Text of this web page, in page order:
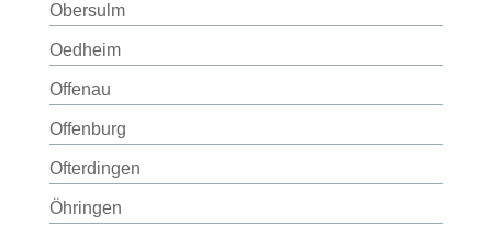
Obersulm
Oedheim
Offenau
Offenburg
Ofterdingen
Öhringen